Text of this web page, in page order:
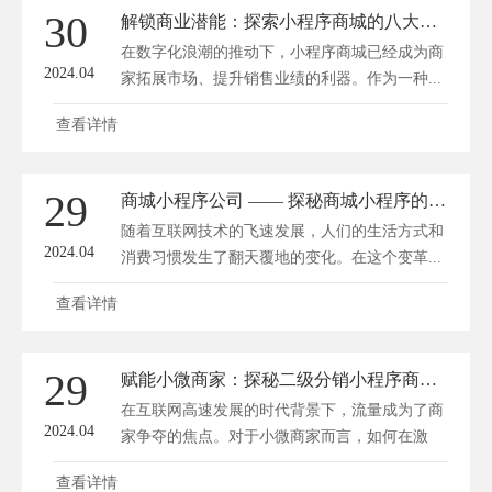
30
2024.04
解锁商业潜能：探索小程序商城的八大神级功能
在数字化浪潮的推动下，小程序商城已经成为商
家拓展市场、提升销售业绩的利器。作为一种...
查看详情
29
2024.04
商城小程序公司 —— 探秘商城小程序的变革之路
随着互联网技术的飞速发展，人们的生活方式和
消费习惯发生了翻天覆地的变化。在这个变革...
查看详情
29
2024.04
赋能小微商家：探秘二级分销小程序商城的流量变现之路
在互联网高速发展的时代背景下，流量成为了商
家争夺的焦点。对于小微商家而言，如何在激
烈...
查看详情